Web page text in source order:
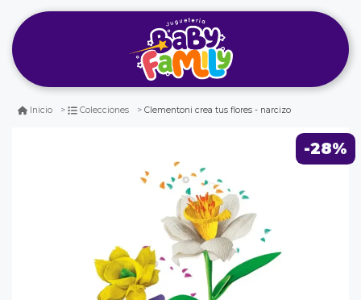
Inicio Colecciones Clementoni crea tus flores - narcizo
-28%